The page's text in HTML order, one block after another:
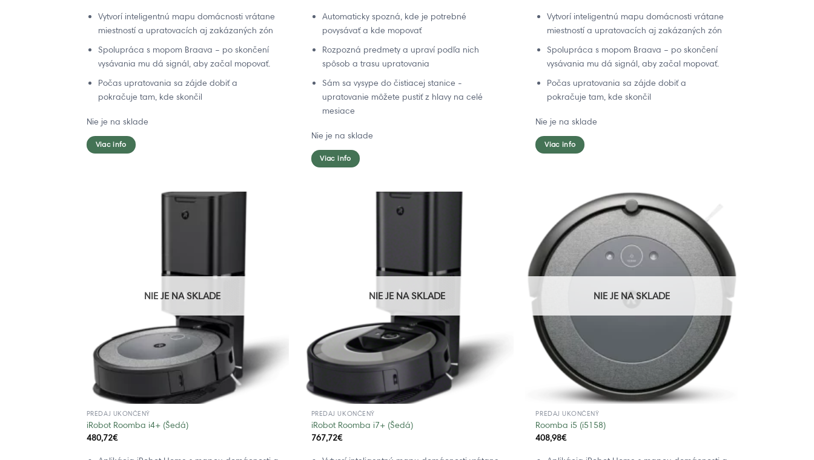
Vytvorí inteligentnú mapu domácnosti vrátane
miestností a upratovacích aj zakázaných zón
Spolupráca s mopom Braava – po skončení
vysávania mu dá signál, aby začal mopovať.
Počas upratovania sa zájde dobiť a
pokračuje tam, kde skončil
Nie je na sklade
Viac info
Automaticky spozná, kde je potrebné
povysávať a kde mopovať
Rozpozná predmety a upraví podľa nich
spôsob a trasu upratovania
Sám sa vysype do čistiacej stanice -
upratovanie môžete pustiť z hlavy na celé
mesiace
Nie je na sklade
Viac info
Vytvorí inteligentnú mapu domácnosti vrátane
miestností a upratovacích aj zakázaných zón
Spolupráca s mopom Braava – po skončení
vysávania mu dá signál, aby začal mopovať.
Počas upratovania sa zájde dobiť a
pokračuje tam, kde skončil
Nie je na sklade
Viac info
NIE JE NA SKLADE
PREDAJ UKONČENÝ
iRobot Roomba i4+ (Šedá)
480,72€
NIE JE NA SKLADE
PREDAJ UKONČENÝ
iRobot Roomba i7+ (Šedá)
767,72€
NIE JE NA SKLADE
PREDAJ UKONČENÝ
Roomba i5 (i5158)
408,98€